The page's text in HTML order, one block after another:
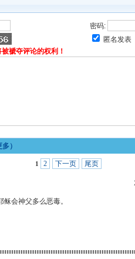
密码:
匿名发表
褫夺评论的权利！
）
1 2 下一页 尾页
会神父多么恶毒。